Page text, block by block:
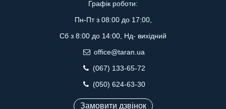
Графік роботи:
Пн-Пт з 08:00 до 17:00,
Сб з 8:00 до 14:00, Нд- вихідний
office@taran.ua
(067) 133-65-72
(050) 624-63-30
Замовити дзвінок